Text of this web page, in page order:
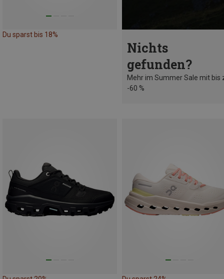
Du sparst bis 18%
Nichts
gefunden?
Mehr im Summer Sale mit bis
-60 %